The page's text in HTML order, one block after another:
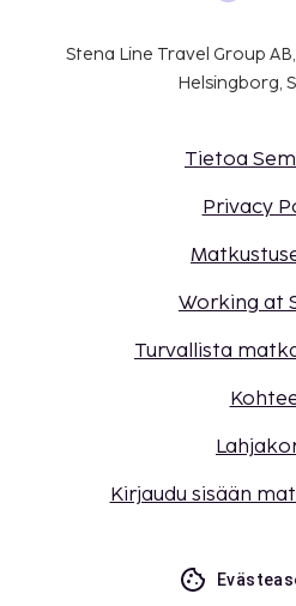
Stena Line Travel Group
Helsingborg,
Tietoa
Privacy
Working at
Turvallista
Kirjaudu sisään